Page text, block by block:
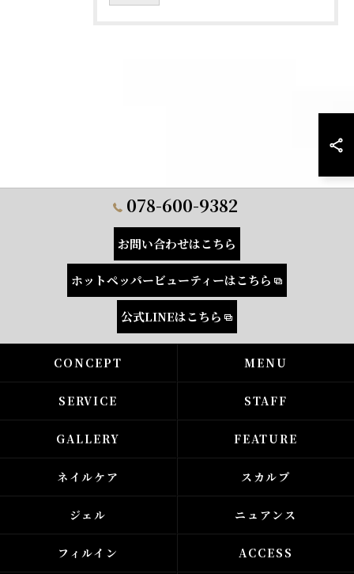
078-600-9382
お問い合わせはこちら
ホットペッパービューティーはこちら
公式LINEはこちら
CONCEPT MENU
SERVICE STAFF
GALLERY FEATURE
ネイルケア スカルプ
ジェル ニュアンス
フィルイン ACCESS